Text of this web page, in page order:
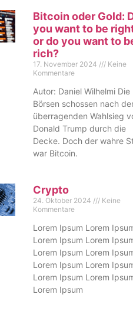
Bitcoin oder Gold:
you want to be
or do you want to
rich?
17. November 2024
Keine
Kommentare
Autor: Daniel Wilhelmi Die
Börsen schossen nach
überragenden Wahlsieg
Donald Trump durch die
Decke. Doch der wahre
war Bitcoin.
Crypto
24. Oktober 2024
Keine
Kommentare
Lorem Ipsum Lorem
Lorem Ipsum Lorem
Lorem Ipsum Lorem
Lorem Ipsum Lorem
Lorem Ipsum Lorem
Lorem Ipsum